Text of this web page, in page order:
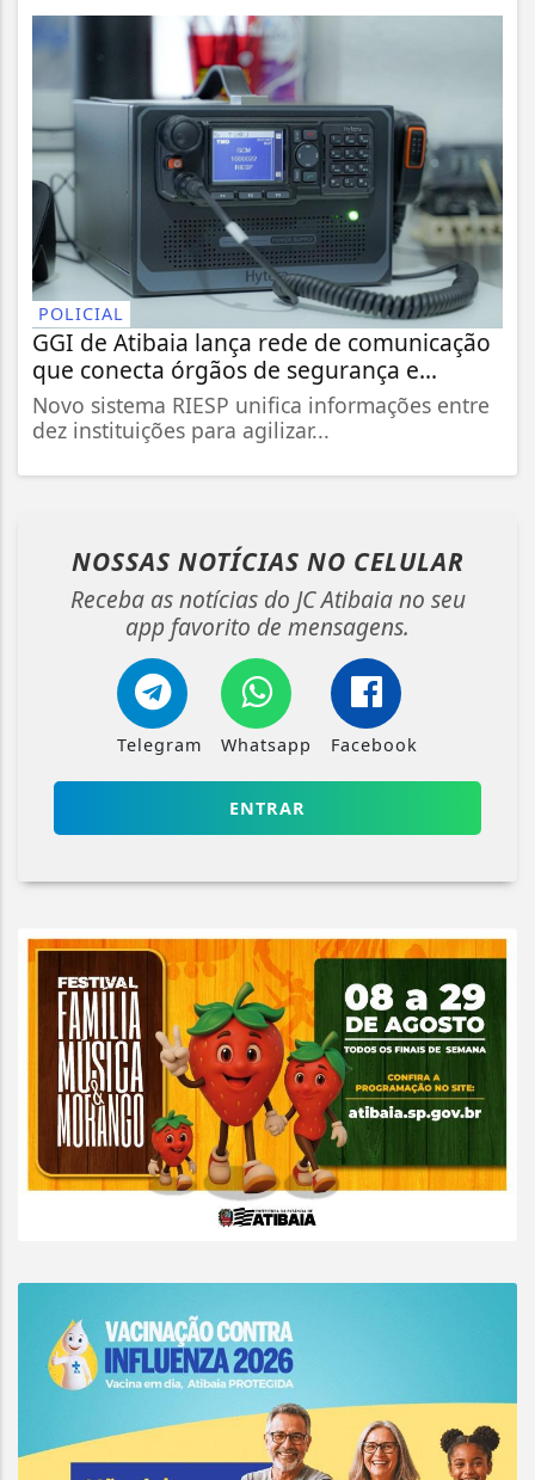
POLICIAL
GGI de Atibaia lança rede de comunicação
que conecta órgãos de segurança e...
Novo sistema RIESP unifica informações entre
dez instituições para agilizar...
NOSSAS NOTÍCIAS NO CELULAR
Receba as notícias do JC Atibaia no seu
app favorito de mensagens.
Telegram Whatsapp Facebook
ENTRAR